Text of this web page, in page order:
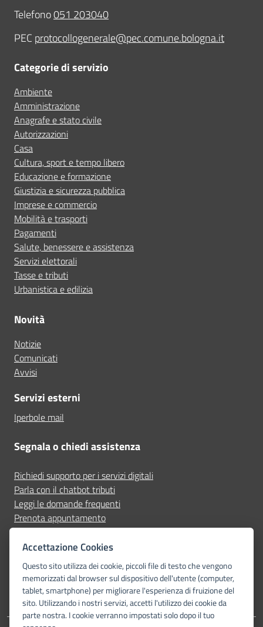
Telefono051 203040
PEC protocollogenerale@pec.comune.bologna.it
Categorie di servizio
Ambiente
Amministrazione
Anagrafe e stato civile
Autorizzazioni
Casa
Cultura, sport e tempo libero
Educazione e formazione
Giustizia e sicurezza pubblica
Imprese e commercio
Mobilità e trasporti
Pagamenti
Salute, benessere e assistenza
Servizi elettorali
Tasse e tributi
Urbanistica e edilizia
Novità
Notizie
Comunicati
Avvisi
Servizi esterni
Iperbole mail
Segnala o chiedi assistenza
Richiedi supporto per i servizi digitali
Parla con il chatbot tributi
Leggi le domande frequenti
Prenota appuntamento
Segnala disservizio
Seguici su
Accettazione Cookies
Questo sito utilizza dei cookie, piccoli file di testo che vengono
memorizzati dal browser sul dispositivo dell'utente (computer,
tablet, smartphone) per migliorare l'esperienza di fruizione del
sito. Utilizzando i nostri servizi, accetti l'utilizzo dei cookie da
parte nostra. I cookie verranno impostati solo dopo il tuo